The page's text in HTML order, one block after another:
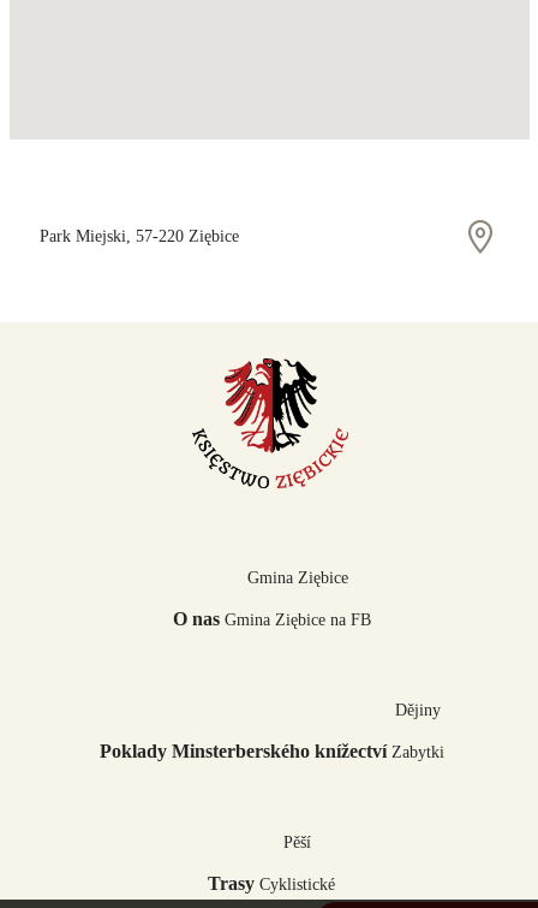
Park Miejski, 57-220 Ziębice
O nas
Gmina Ziębice
Gmina Ziębice na FB
Poklady Minsterberského knížectví
Dějiny
Zabytki
Trasy
Pěší
Cyklistické